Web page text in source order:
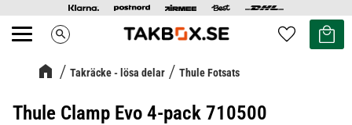
Meny search Favoriter
Kundvagn
Takräcke - lösa delar Thule Fotsats
Thule Clamp Evo 4-pack 710500